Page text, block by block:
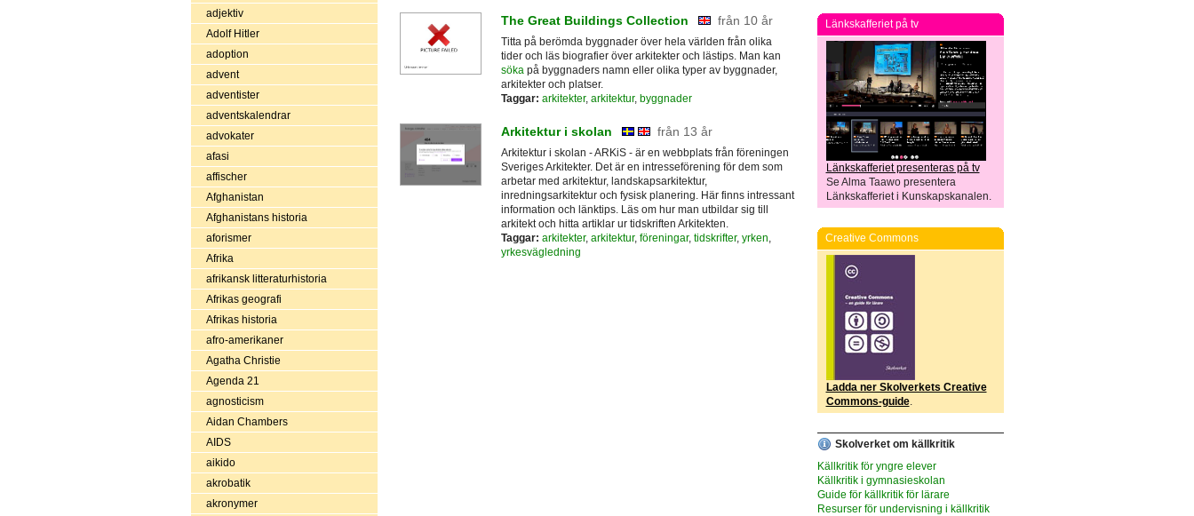
adjektiv
Adolf Hitler
adoption
advent
adventister
adventskalendrar
advokater
afasi
affischer
Afghanistan
Afghanistans historia
aforismer
Afrika
afrikansk litteraturhistoria
Afrikas geografi
Afrikas historia
afro-amerikaner
Agatha Christie
Agenda 21
agnosticism
Aidan Chambers
AIDS
aikido
akrobatik
akronymer
The Great Buildings Collection från 10 år
Titta på berömda byggnader över hela världen från olika
tider och läs biografier över arkitekter och lästips. Man kan
sökapå byggnaders namn eller olika typer av byggnader,
arkitekter och platser.
Taggar: arkitekter, arkitektur, byggnader
Arkitektur i skolan från 13 år
Arkitektur i skolan - ARKiS - är en webbplats från föreningen
Sveriges Arkitekter. Det är en intresseförening för dem som
arbetar med arkitektur, landskapsarkitektur,
inredningsarkitektur och fysisk planering. Här finns intressant
information och länktips. Läs om hur man utbildar sig till
arkitekt och hitta artiklar ur tidskriften Arkitekten.
Taggar: arkitekter, arkitektur, föreningar, tidskrifter, yrken,
yrkesvägledning
Länkskafferiet på tv
Länkskafferiet presenteras på tv
Se Alma Taawo presentera
Länkskafferiet i Kunskapskanalen.
Creative Commons
Ladda ner Skolverkets Creative
Commons-guide.
Skolverket om källkritik
Källkritik för yngre elever
Källkritik i gymnasieskolan
Guide för källkritik för lärare
Resurser för undervisning i källkritik